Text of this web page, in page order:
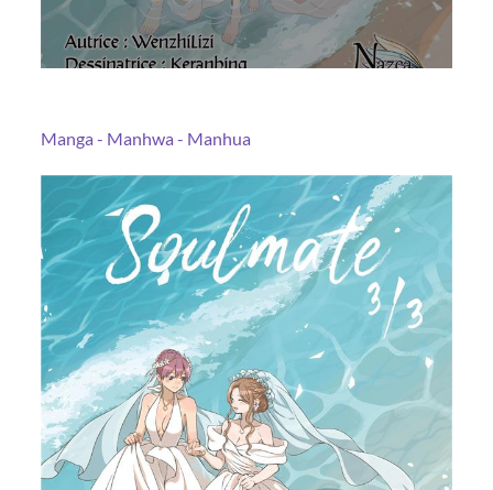
Manga - Manhwa - Manhua